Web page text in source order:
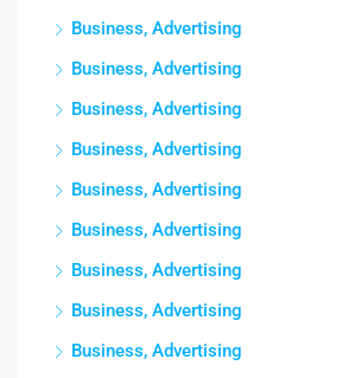
Business, Advertising
Business, Advertising
Business, Advertising
Business, Advertising
Business, Advertising
Business, Advertising
Business, Advertising
Business, Advertising
Business, Advertising